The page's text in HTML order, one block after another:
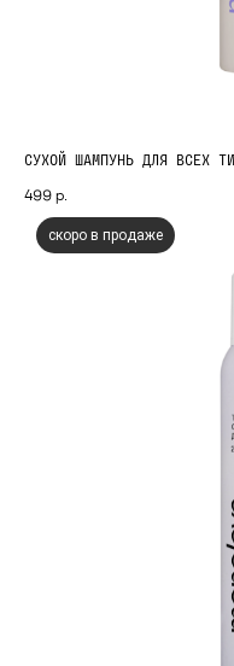
СУХОЙ ШАМПУНЬ ДЛЯ ВСЕХ
499р.
скоро в продаже